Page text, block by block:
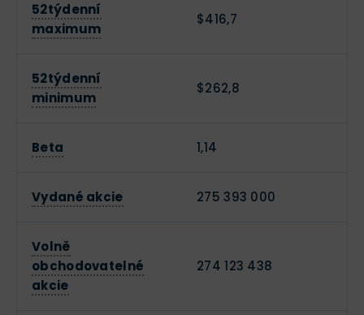
52týdenní
maximum
$416,7
52týdenní
minimum
$262,8
Beta 1,14
Vydané akcie 275 393 000
Volně
obchodovatelné
akcie
274 123 438